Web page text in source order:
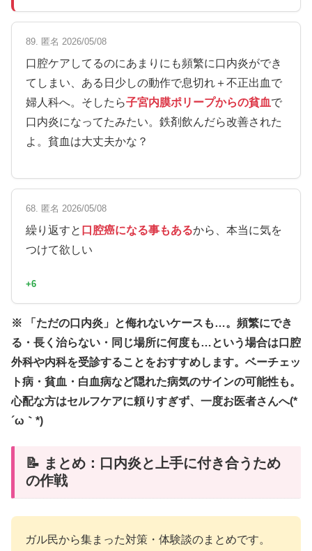
89. 匿名 2026/05/08
口腔ケアしてるのにあまりにも頻繁に口内炎ができ
てしまい、ある日少しの動作で息切れ＋不正出血で
婦人科へ。そしたら子宮内膜ポリープからの貧血で
口内炎になってたみたい。鉄剤飲んだら改善された
よ。貧血は大丈夫かな？
68. 匿名 2026/05/08
繰り返すと 口腔癌になる事もあるから、本当に気を
つけて欲しい
+6
※ 「ただの口内炎」と侮れないケースも…。頻繁にでき
る・長く治らない・同じ場所に何度も…という場合は口腔
外科や内科を受診することをおすすめします。ベーチェッ
ト病・貧血・白血病など隠れた病気のサインの可能性も。
心配な方はセルフケアに頼りすぎず、一度お医者さんへ(*
´ω｀*)
📝 まとめ：口内炎と上手に付き合うため
の作戦
ガル民から集まった対策・体験談のまとめです。